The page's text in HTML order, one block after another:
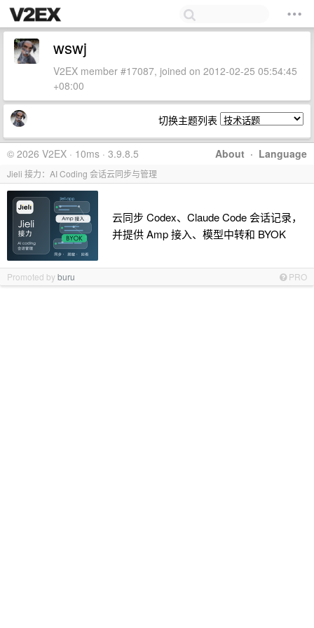
wswj
V2EX member #17087, joined on 2012-02-25 05:54:45
+08:00
切换主题列表
About · Language
© 2026 V2EX · 10ms · 3.9.8.5
Jieli 接力：AI Coding 会话云同步与管理
云同步 Codex、Claude Code 会话记录，
并提供 Amp 接入、模型中转和 BYOK
Promoted byburu PRO